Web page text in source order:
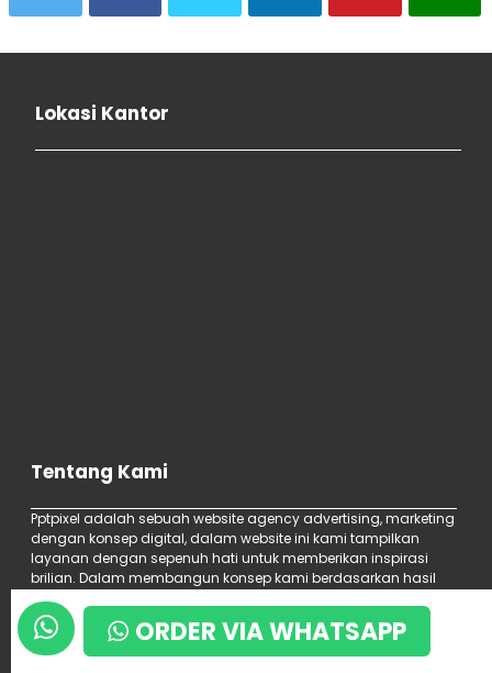
ORDER VIA WHATSAPP
Lokasi Kantor
Tentang Kami
Pptpixel adalah sebuah website agency advertising, marketing
dengan konsep digital, dalam website ini kami tampilkan
layanan dengan sepenuh hati untuk memberikan inspirasi
brilian. Dalam membangun konsep kami berdasarkan hasil
pengujian atau riset yang dilakukan berulang-ulang.
Follow Us On